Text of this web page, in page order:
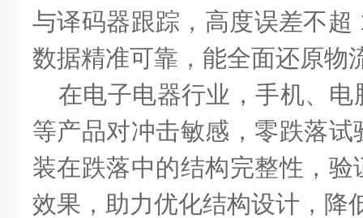
与译码器跟踪，高度误差不超
数据精准可靠，能全面还原物
在电子电器行业 ，手机、
等产品对冲击敏感，零跌落
装在跌落中的结构完整性，
效果，助力优化结构设计，降